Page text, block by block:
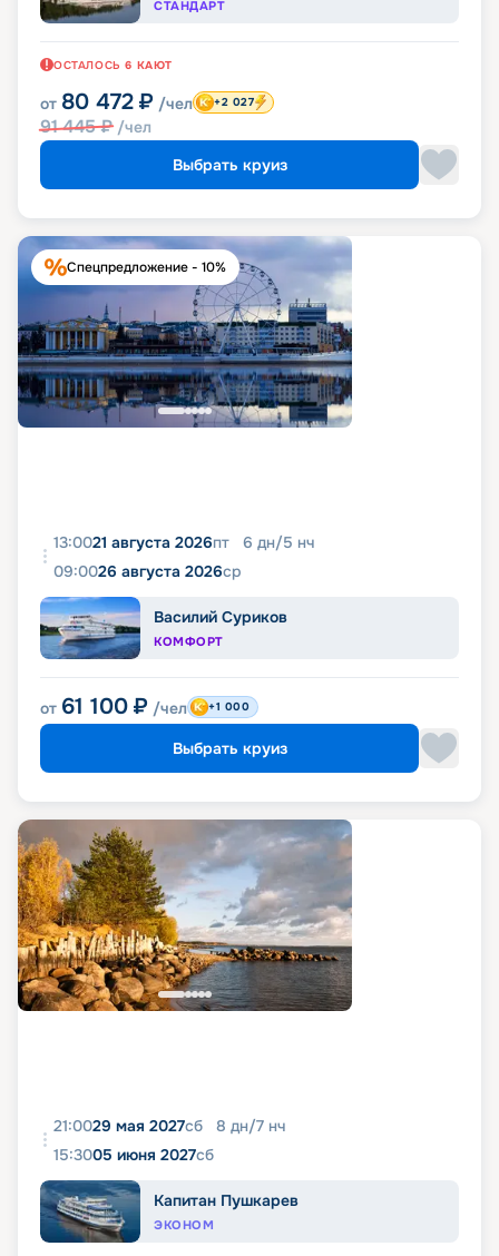
СТАНДАРТ
ОСТАЛОСЬ 6 КАЮТ
от 80 472 ₽ /чел
91 445₽ /чел
+2 027
Выбрать круиз
Спецпредложение - 10%
13:0021 августа 2026пт 6 дн/5 нч
09:0026 августа 2026ср
Василий Суриков
КОМФОРТ
от 61 100 ₽ /чел +1 000
Выбрать круиз
21:0029 мая 2027сб 8 дн/7 нч
15:3005 июня 2027сб
Капитан Пушкарев
ЭКОНОМ